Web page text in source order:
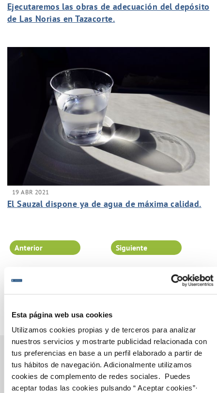
Esta página web usa cookies
Utilizamos cookies propias y de terceros para analizar
nuestros servicios y mostrarte publicidad relacionada con
tus preferencias en base a un perfil elaborado a partir de
tus hábitos de navegación. Adicionalmente utilizamos
cookies de complemento de redes sociales. Puedes
aceptar todas las cookies pulsando “ Aceptar cookies”·
Ejecutaremos las obras de adecuación del depósito
de Las Norias en Tazacorte.
19 ABR 2021
El Sauzal dispone ya de agua de máxima calidad.
Página 50 de 102
Anterior Siguiente
Gestiones Online